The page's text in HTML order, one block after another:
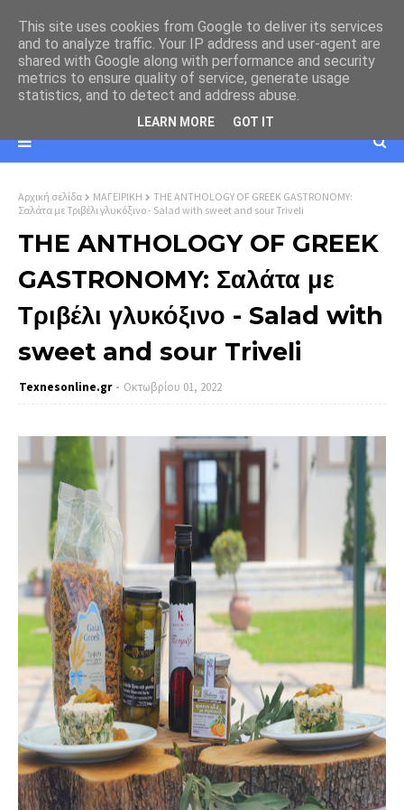
Αρχική σελίδα ΜΑΓΕΙΡΙΚΗ
THE ANTHOLOGY OF GREEK GASTRONOMY:
Σαλάτα με Τριβέλι γλυκόξινο - Salad with sweet and sour Triveli
THE ANTHOLOGY OF GREEK
GASTRONOMY: Σαλάτα με
Τριβέλι γλυκόξινο - Salad with
sweet and sour Triveli
Texnesοnline.gr Οκτωβρίου 01, 2022
This site uses cookies from Google to deliver its services
and to analyze traffic. Your IP address and user-agent are
shared with Google along with performance and security
metrics to ensure quality of service, generate usage
statistics, and to detect and address abuse.
LEARN MORE GOT IT